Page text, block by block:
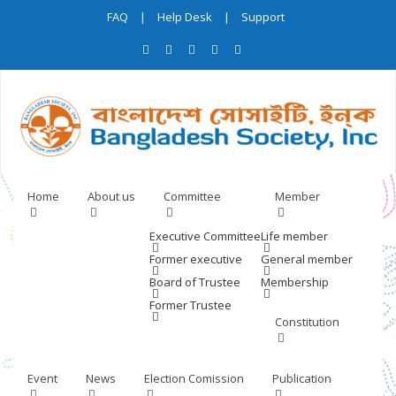
FAQ | Help Desk | Support
Home About us Committee
Executive Committee
Former executive
Board of Trustee
Former Trustee
Member
Life member
General member
Membership
Constitution
Event News Election Comission Publication